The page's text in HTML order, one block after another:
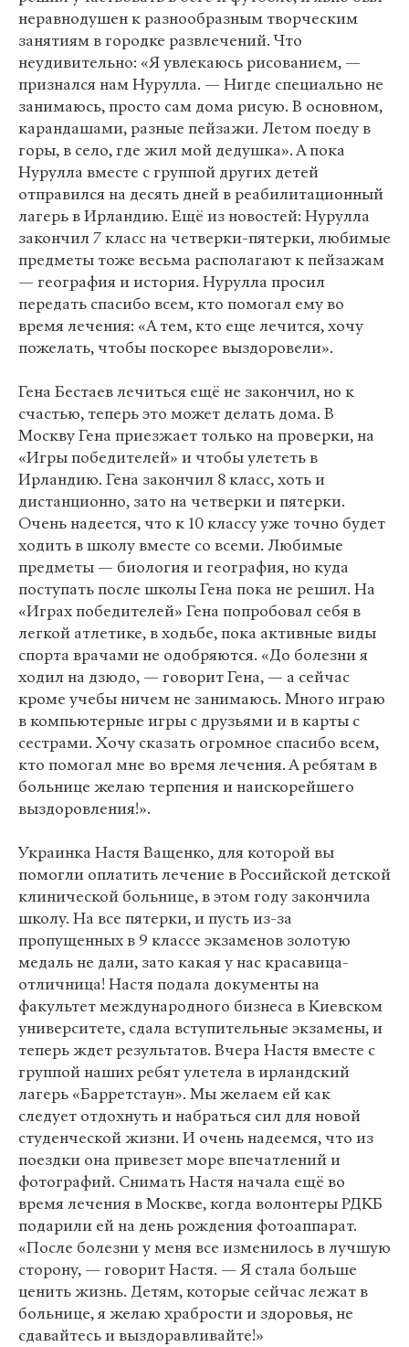
неравнодушен к разнообразным творческим
занятиям в городке развлечений. Что
неудивительно: «Я увлекаюсь рисованием, —
признался нам Нурулла. — Нигде специально не
занимаюсь, просто сам дома рисую. В основном,
карандашами, разные пейзажи. Летом поеду в
горы, в село, где жил мой дедушка». А пока
Нурулла вместе с группой других детей
отправился на десять дней в реабилитационный
лагерь в Ирландию. Ещё из новостей: Нурулла
закончил 7 класс на четверки-пятерки, любимые
предметы тоже весьма располагают к пейзажам
— география и история. Нурулла просил
передать спасибо всем, кто помогал ему во
время лечения: «А тем, кто еще лечится, хочу
пожелать, чтобы поскорее выздоровели».
Гена Бестаев лечиться ещё не закончил, но к
счастью, теперь это может делать дома. В
Москву Гена приезжает только на проверки, на
«Игры победителей» и чтобы улететь в
Ирландию. Гена закончил 8 класс, хоть и
дистанционно, зато на четверки и пятерки.
Очень надеется, что к 10 классу уже точно будет
ходить в школу вместе со всеми. Любимые
предметы — биология и география, но куда
поступать после школы Гена пока не решил. На
«Играх победителей» Гена попробовал себя в
легкой атлетике, в ходьбе, пока активные виды
спорта врачами не одобряются. «До болезни я
ходил на дзюдо, — говорит Гена, — а сейчас
кроме учебы ничем не занимаюсь. Много играю
в компьютерные игры с друзьями и в карты с
сестрами. Хочу сказать огромное спасибо всем,
кто помогал мне во время лечения. А ребятам в
больнице желаю терпения и наискорейшего
выздоровления!».
Украинка Настя Ващенко, для которой вы
помогли оплатить лечение в Российской детской
клинической больнице, в этом году закончила
школу. На все пятерки, и пусть из-за
пропущенных в 9 классе экзаменов золотую
медаль не дали, зато какая у нас красавица-
отличница! Настя подала документы на
факультет международного бизнеса в Киевском
университете, сдала вступительные экзамены, и
теперь ждет результатов. Вчера Настя вместе с
группой наших ребят улетела в ирландский
лагерь «Барретстаун». Мы желаем ей как
следует отдохнуть и набраться сил для новой
студенческой жизни. И очень надеемся, что из
поездки она привезет море впечатлений и
фотографий. Снимать Настя начала ещё во
время лечения в Москве, когда волонтеры РДКБ
подарили ей на день рождения фотоаппарат.
«После болезни у меня все изменилось в лучшую
сторону, — говорит Настя. — Я стала больше
ценить жизнь. Детям, которые сейчас лежат в
больнице, я желаю храбрости и здоровья, не
сдавайтесь и выздоравливайте!»